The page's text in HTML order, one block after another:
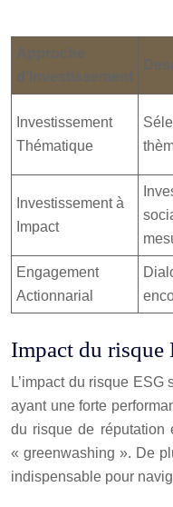
Approche
Investissement
Thématique
Investissement à
Impact
Engagement
Actionnarial
Impact du risque
L’impact du risque
ayant une forte
du risque de réputation
« greenwashing ». De
indispensable pour